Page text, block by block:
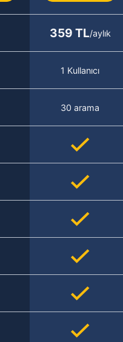
359 TL/aylık
1 Kullanıcı
30 arama